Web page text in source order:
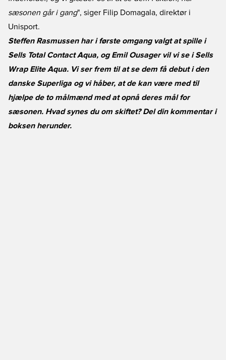
sæsonen går i gang", siger Filip Domagala, direktør i
Unisport.
Steffen Rasmussen har i første omgang valgt at spille i
Sells Total Contact Aqua, og Emil Ousager vil vi se i Sells
Wrap Elite Aqua. Vi ser frem til at se dem få debut i den
danske Superliga og vi håber, at de kan være med til
hjælpe de to målmænd med at opnå deres mål for
sæsonen. Hvad synes du om skiftet? Del din kommentar i
boksen herunder.